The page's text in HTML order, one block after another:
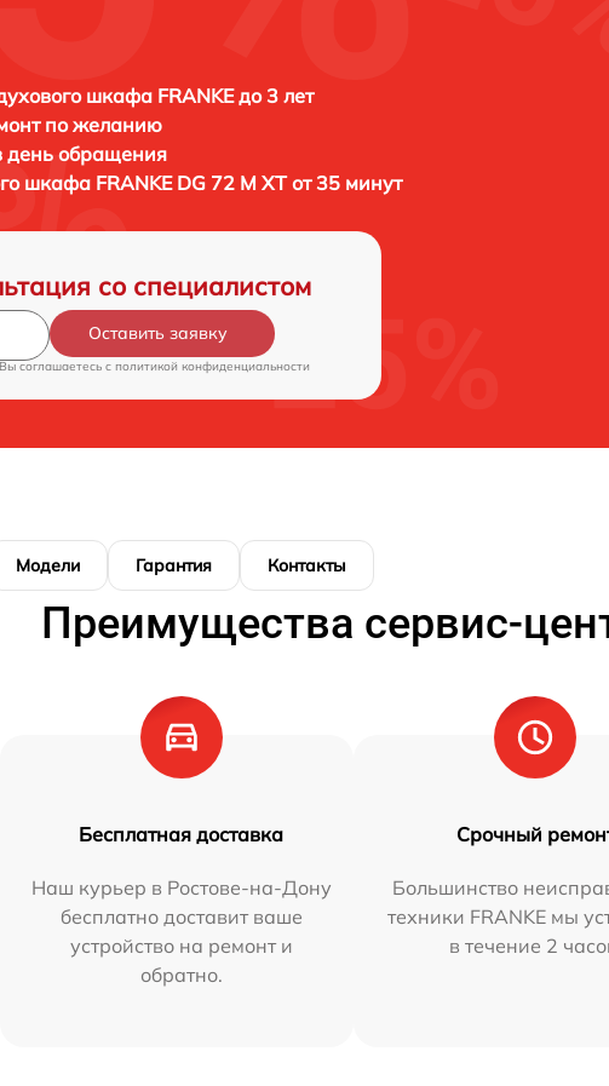
шкафа FRANKE до 3 лет
по желанию
день обращения
шкафа FRANKE DG 72 M XT от 35 минут
со специалистом
Оставить заявку
соглашаетесь c политикой конфиденциальности
Модели Гарантия Контакты
Преимущества сервис-
Бесплатная доставка
Наш курьер в Ростове-на-Дону
бесплатно доставит ваше
устройство на ремонт и
обратно.
Срочный
Большинство
техники FRANKE мы
в течение 2